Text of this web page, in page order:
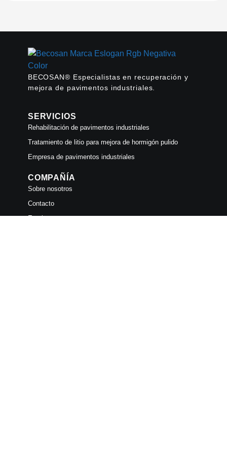
BECOSAN® Especialistas en recuperación y
mejora de pavimentos industriales.
SERVICIOS
Rehabilitación de pavimentos industriales
Tratamiento de litio para mejora de hormigón pulido
Empresa de pavimentos industriales
COMPAÑÍA
Sobre nosotros
Contacto
Empleo